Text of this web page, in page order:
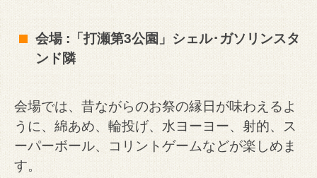
会場 :「打瀬第3公園」シェル･ガソリンスタ
ンド隣
会場では、昔ながらのお祭の縁日が味わえるよ
うに、綿あめ、輪投げ、水ヨーヨー、射的、ス
ーパーボール、コリントゲームなどが楽しめま
す。